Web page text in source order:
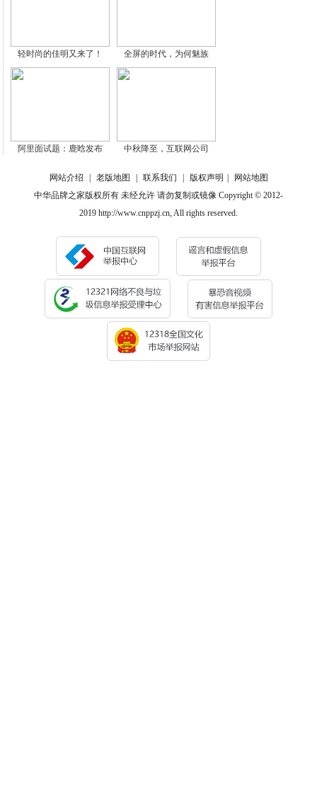
轻时尚的佳明又来了！ 全屏的时代，为何魅族
阿里面试题：鹿晗发布 中秋降至，互联网公司
网站介绍 老版地图 联系我们 版权声明
网站地图
中华品牌之家版权所有 未经允许 请勿复制或镜像 Copyright © 2012-
2019 http://www.cnppzj.cn, All rights reserved.